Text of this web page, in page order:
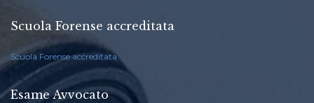
Scuola Forense accreditata
Scuola Forense accreditata
Esame Avvocato